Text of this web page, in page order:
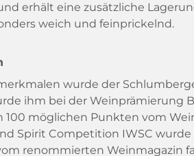
erhält eine zusätzliche
weich und feinprickelnd.
wurde der
ihm bei der Weinprämierung
100 möglichen Punkten vom
Spirit Competition IWSC wurde
renommierten Weinmagazin